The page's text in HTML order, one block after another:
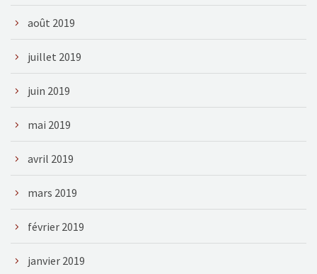
août 2019
juillet 2019
juin 2019
mai 2019
avril 2019
mars 2019
février 2019
janvier 2019